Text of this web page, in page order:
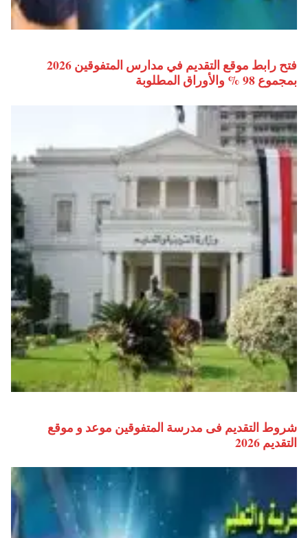
فتح رابط موقع التقديم في مدارس المتفوقين 2026
بمجموع 98 % والأوراق المطلوبة
شروط التقديم فى مدرسة المتفوقين موعد و موقع
التقديم 2026